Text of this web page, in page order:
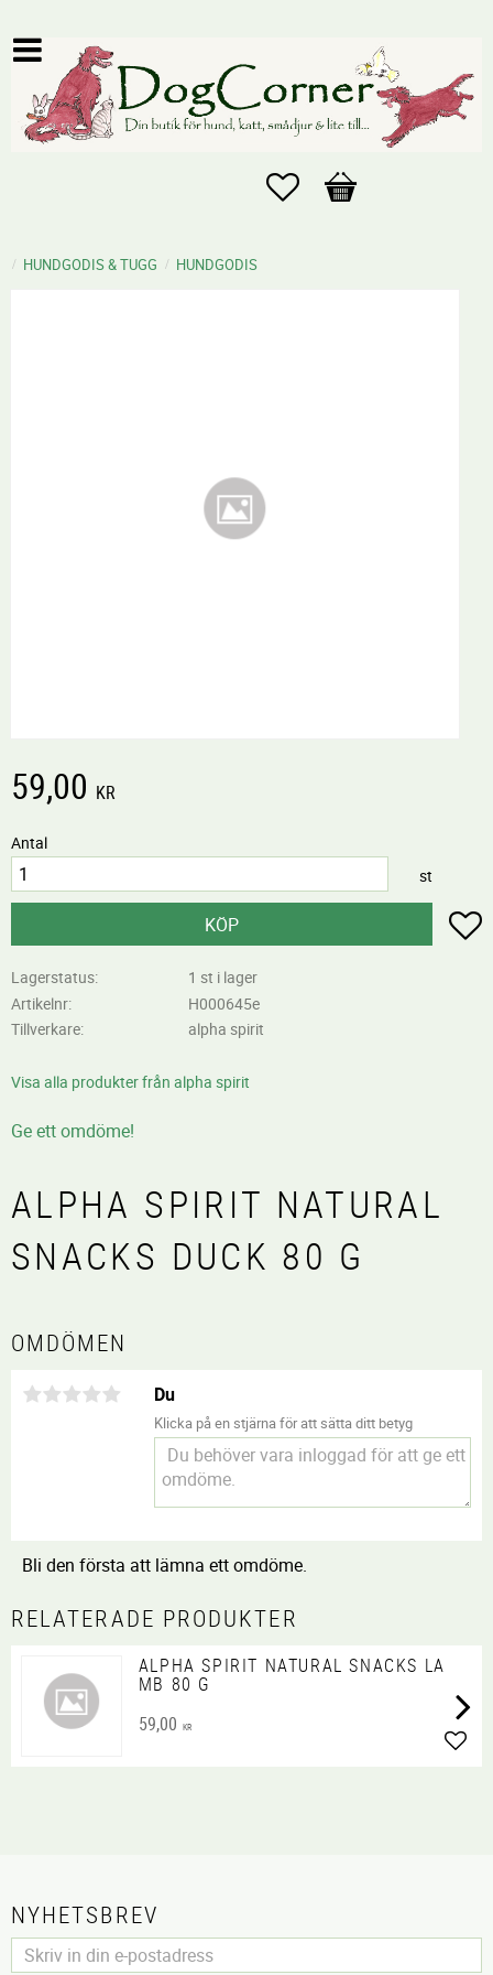
Favoriter
Kundvagn
HUNDGODIS & TUGG HUNDGODIS
59,00 KR
Antal
st
KÖP
Lagerstatus
1 st i lager
Artikelnr
H000645e
Tillverkare
alpha spirit
Visa alla produkter från alpha spirit
Ge ett omdöme!
ALPHA SPIRIT NATURAL
SNACKS DUCK 80 G
OMDÖMEN
Du
Klicka på en stjärna för att sätta ditt betyg
Bli den första att lämna ett omdöme.
RELATERADE PRODUKTER
ALPHA SPIRIT NATURAL SNACKS LA
MB 80 G
59,00 KR
NYHETSBREV